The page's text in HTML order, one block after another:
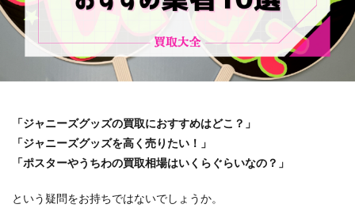
「ジャニーズグッズの買取におすすめはどこ？」
「ジャニーズグッズを高く売りたい！」
「ポスターやうちわの買取相場はいくらぐらいなの？」
という疑問をお持ちではないでしょうか。